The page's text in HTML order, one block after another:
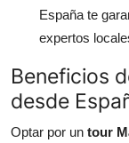
España te
expertos
Beneficios
desde
Optar por un tour